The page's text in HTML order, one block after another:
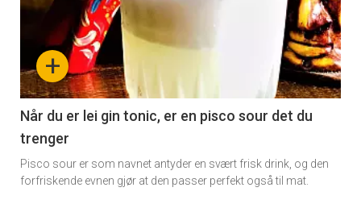
detail
section
11
Dagens
rett
+
Når du er lei gin tonic, er en pisco sour det du
trenger
Pisco sour er som navnet antyder en svært frisk drink, og den
forfriskende evnen gjør at den passer perfekt også til mat.